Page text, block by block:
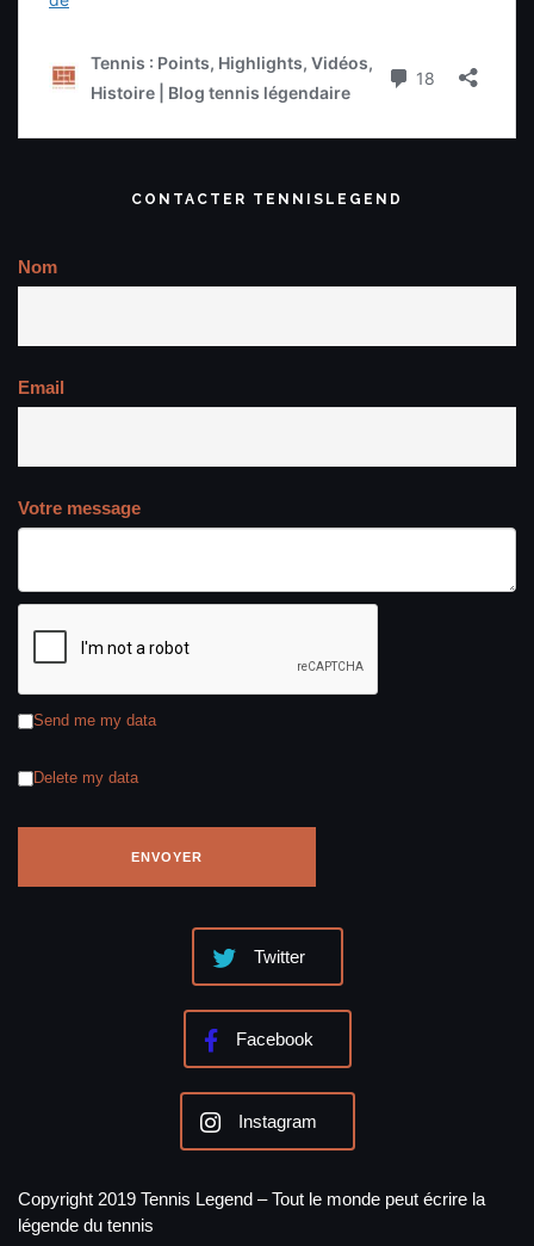
CONTACTER TENNISLEGEND
Nom
Email
Votre message
Send me my data
Delete my data
Twitter
Facebook
Instagram
Copyright 2019 Tennis Legend – Tout le monde peut écrire la
légende du tennis